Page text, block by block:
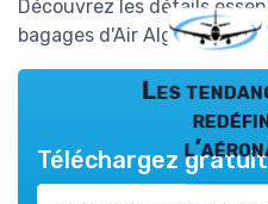
Découvrez les détails
bagages d'Air Algérie pour
Les
Téléchargez